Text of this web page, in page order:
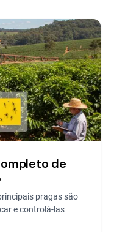
de
pragas são
e controlá-las